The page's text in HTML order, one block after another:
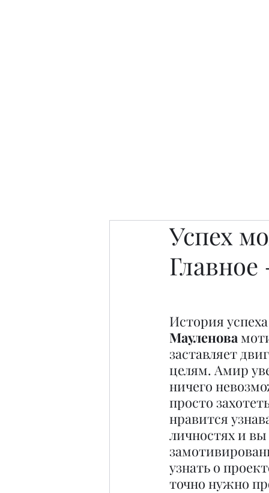
Успех
Главное
История
Мауленова
заставляет
целям. Амир
ничего
просто
нравится
личностях и
узнать о
точно нужно